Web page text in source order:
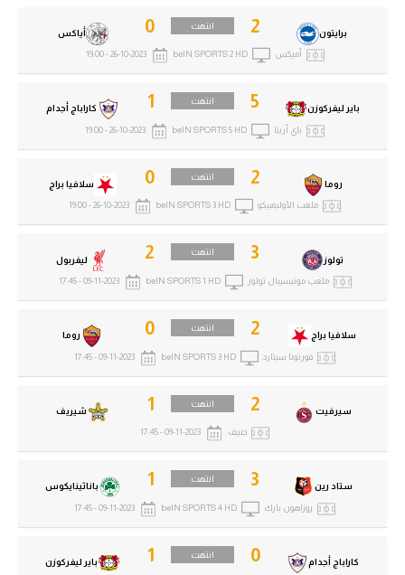
كاراباج أجدام 0 انتهت
باير ليفركوزن 1
ستاد رين 3 انتهت
باناثينايكوس 1
روزاهون بارك beIN SPORTS 4 HD
09-11-2023 - 17:45
سيرفيت 2 انتهت
شيريف 1
جنيف 09-11-2023 - 17:45
سلافيا براج 2 انتهت
روما 0
فورتونا سيتارد beIN SPORTS 3 HD
09-11-2023 - 17:45
تولوز 3 انتهت
ليفربول 2
ملعب مونيسيبال تولوز beIN SPORTS 1 HD
09-11-2023 - 17:45
روما 2 انتهت
سلافيا براج 0
ملعب الأوليمبيكو beIN SPORTS 3 HD
26-10-2023 - 19:00
باير ليفركوزن 5 انتهت
كاراباج أجدام 1
باي أرينا beIN SPORTS 5 HD
26-10-2023 - 19:00
برايتون 2 انتهت
أياكس 0
أميكس beIN SPORTS 2 HD
26-10-2023 - 19:00